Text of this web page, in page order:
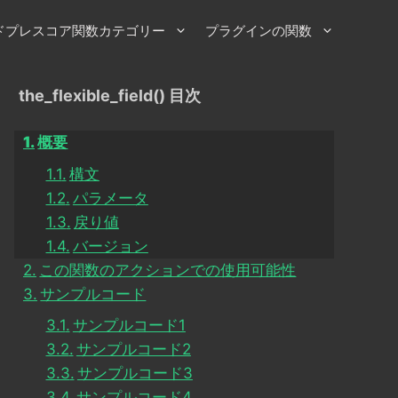
プレスコア関数カテゴリー プラグインの関数
the_flexible_field() 目次
概要
構文
パラメータ
戻り値
バージョン
この関数のアクションでの使用可能性
サンプルコード
サンプルコード1
サンプルコード2
サンプルコード3